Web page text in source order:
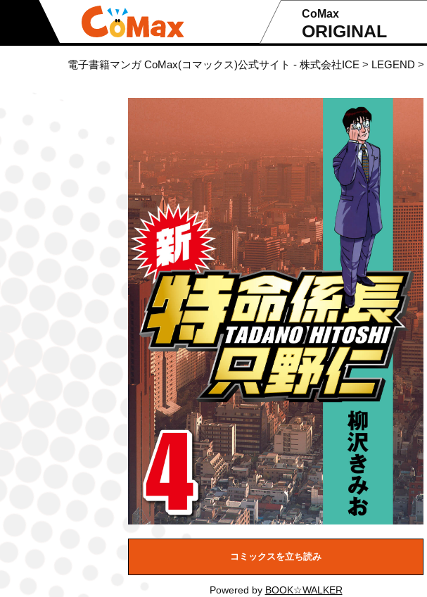
CoMax
ORIGINAL
電子書籍マンガ CoMax(コマックス)公式サイト - 株式会社ICE > LEGEND >
コミックスを立ち読み
Powered by BOOK☆WALKER